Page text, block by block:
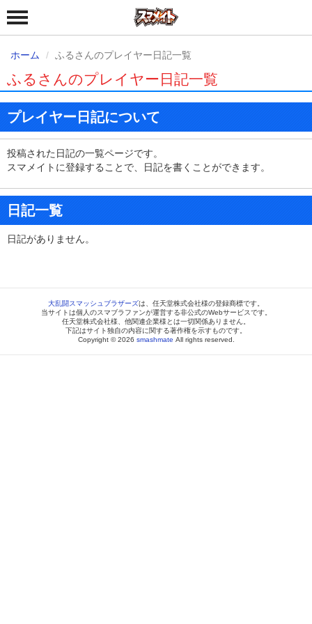
ホーム ふるさんのプレイヤー日記一覧
ふるさんのプレイヤー日記一覧
プレイヤー日記について
投稿された日記の一覧ページです。
スマメイトに登録することで、日記を書くことができます。
日記一覧
日記がありません。
大乱闘スマッシュブラザーズは、任天堂株式会社様の登録商標です。
当サイトは個人のスマブラファンが運営する非公式のWebサービスです。
任天堂株式会社様、他関連企業様とは一切関係ありません。
下記はサイト独自の内容に関する著作権を示すものです。
Copyright © 2026 smashmate All rights reserved.